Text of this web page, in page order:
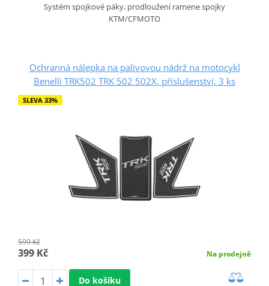
Systém spojkové páky, prodloužení ramene spojky
KTM/CFMOTO
Ochranná nálepka na palivovou nádrž na motocykl
Benelli TRK502 TRK 502 502X, příslušenství, 3 ks
SLEVA 33%
599 Kč
399 Kč Na prodejně
Do košíku